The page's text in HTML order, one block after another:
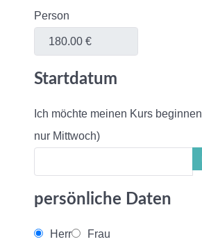
Person
Startdatum
Ich möchte meinen Kurs
nur Mittwoch)
persönliche Daten
Herr Frau